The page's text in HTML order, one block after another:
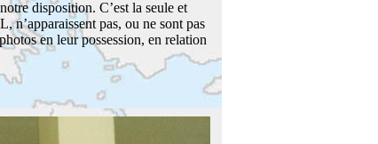
disposition. C’est la seule et
n’apparaissent pas, ou ne sont pas
en leur possession, en relation